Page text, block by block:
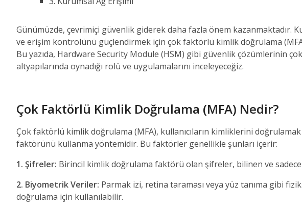
Günümüzde, çevrimiçi güvenlik giderek daha fazla önem kazanmaktadır.
ve erişim kontrolünü güçlendirmek için çok faktörlü kimlik doğrulama
Bu yazıda, Hardware Security Module (HSM) gibi güvenlik çözümlerinin
altyapılarında oynadığı rolü ve uygulamalarını inceleyeceğiz.
Çok Faktörlü Kimlik Doğrulama (MFA) Nedir?
Çok faktörlü kimlik doğrulama (MFA), kullanıcıların kimliklerini
faktörünü kullanma yöntemidir. Bu faktörler genellikle şunları içerir:
1. Şifreler: Birincil kimlik doğrulama faktörü olan şifreler, bilinen ve sadece
2. Biyometrik Veriler: Parmak izi, retina taraması veya yüz tanıma gibi
doğrulama için kullanılabilir.